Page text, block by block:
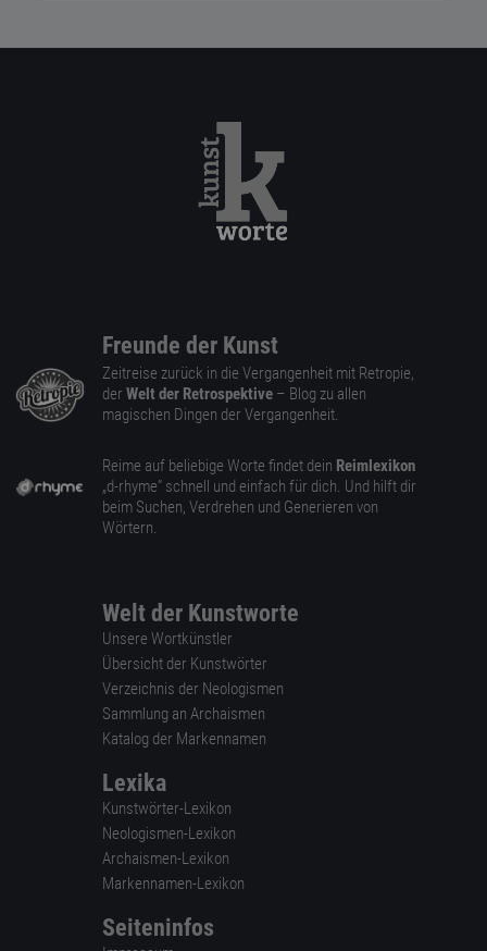
Freunde der Kunst
Zeitreise zurück in die Vergangenheit mit Retropie,
der Welt der Retrospektive – Blog zu allen
magischen Dingen der Vergangenheit.
Reime auf beliebige Worte findet dein Reimlexikon
„d-rhyme” schnell und einfach für dich. Und hilft dir
beim Suchen, Verdrehen und Generieren von
Wörtern.
Welt der Kunstworte
Unsere Wortkünstler
Übersicht der Kunstwörter
Verzeichnis der Neologismen
Sammlung an Archaismen
Katalog der Markennamen
Lexika
Kunstwörter-Lexikon
Neologismen-Lexikon
Archaismen-Lexikon
Markennamen-Lexikon
Seiteninfos